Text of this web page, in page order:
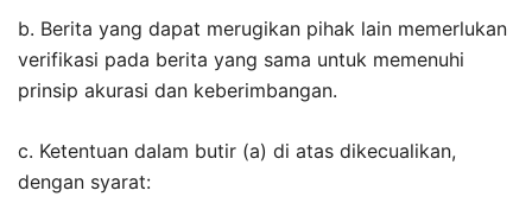
b. Berita yang dapat merugikan pihak lain memerlukan
verifikasi pada berita yang sama untuk memenuhi
prinsip akurasi dan keberimbangan.
c. Ketentuan dalam butir (a) di atas dikecualikan,
dengan syarat: